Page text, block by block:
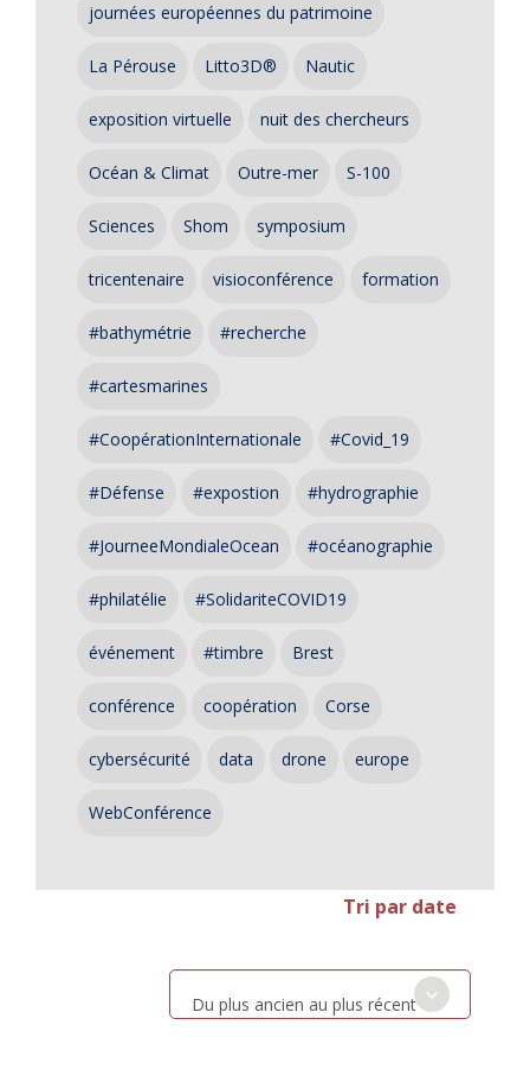
journées européennes du patrimoine
La Pérouse Litto3D® Nautic
exposition virtuelle nuit des chercheurs
Océan & Climat Outre-mer S-100
Sciences Shom symposium
tricentenaire visioconférence formation
#bathymétrie #recherche
#cartesmarines
#CoopérationInternationale #Covid_19
#Défense #expostion #hydrographie
#JourneeMondialeOcean #océanographie
#philatélie #SolidariteCOVID19
événement #timbre Brest
conférence coopération Corse
cybersécurité data drone europe
WebConférence
Tri par date
Du plus ancien au plus récent